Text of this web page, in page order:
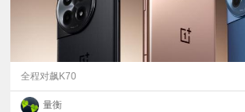
全程对飙K70
量衡